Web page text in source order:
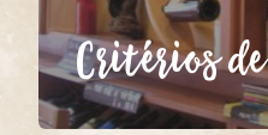
Critérios